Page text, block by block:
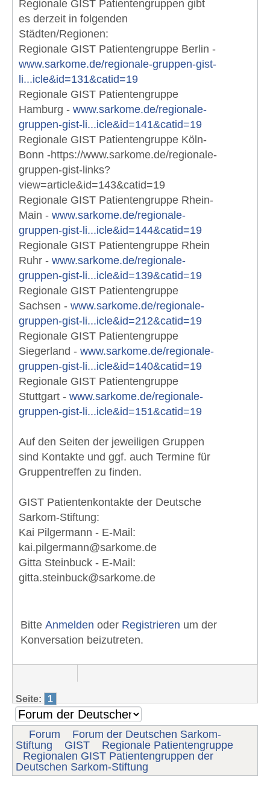
Regionale GIST Patientengruppen gibt
es derzeit in folgenden
Städten/Regionen:
Regionale GIST Patientengruppe Berlin -
www.sarkome.de/regionale-gruppen-gist-
li...icle&id=131&catid=19
Regionale GIST Patientengruppe
Hamburg - www.sarkome.de/regionale-
gruppen-gist-li...icle&id=141&catid=19
Regionale GIST Patientengruppe Köln-
Bonn -https://www.sarkome.de/regionale-
gruppen-gist-links?
view=article&id=143&catid=19
Regionale GIST Patientengruppe Rhein-
Main - www.sarkome.de/regionale-
gruppen-gist-li...icle&id=144&catid=19
Regionale GIST Patientengruppe Rhein
Ruhr - www.sarkome.de/regionale-
gruppen-gist-li...icle&id=139&catid=19
Regionale GIST Patientengruppe
Sachsen - www.sarkome.de/regionale-
gruppen-gist-li...icle&id=212&catid=19
Regionale GIST Patientengruppe
Siegerland - www.sarkome.de/regionale-
gruppen-gist-li...icle&id=140&catid=19
Regionale GIST Patientengruppe
Stuttgart - www.sarkome.de/regionale-
gruppen-gist-li...icle&id=151&catid=19
Auf den Seiten der jeweiligen Gruppen
sind Kontakte und ggf. auch Termine für
Gruppentreffen zu finden.
GIST Patientenkontakte der Deutsche
Sarkom-Stiftung:
Kai Pilgermann - E-Mail:
kai.pilgermann@sarkome.de
Gitta Steinbuck - E-Mail:
gitta.steinbuck@sarkome.de
Bitte Anmelden oder Registrieren um der
Konversation beizutreten.
Seite: 1
Forum
Forum der Deutschen Sarkom-
Stiftung
GIST
Regionale Patientengruppe
Regionalen GIST Patientengruppen der
Deutschen Sarkom-Stiftung